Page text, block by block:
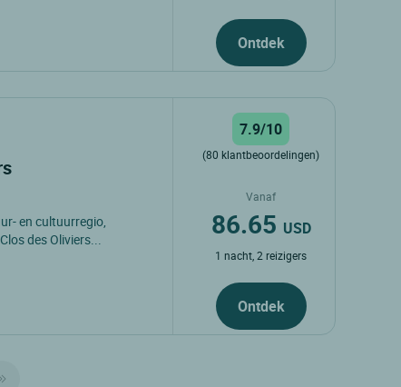
Ontdek
en cultuurregio,
des Oliviers...
7.9/10
(80 klantbeoordelingen)
Vanaf
86.65 USD
1 nacht, 2 reizigers
Ontdek